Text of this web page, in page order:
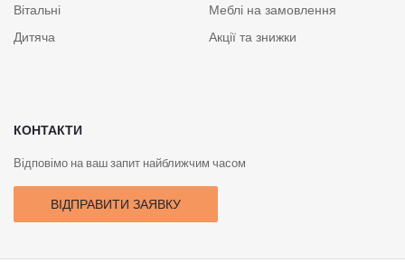
Вітальні
Дитяча
Меблі на замовлення
Акції та знижки
КОНТАКТИ
Відповімо на ваш запит найближчим часом
ВІДПРАВИТИ ЗАЯВКУ